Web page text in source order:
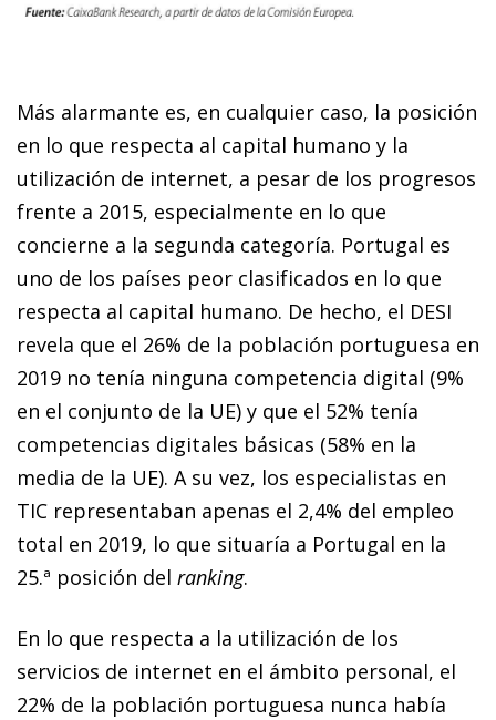
Más alarmante es, en cualquier caso, la posición
en lo que respecta al capital humano y la
utilización de internet, a pesar de los progresos
frente a 2015, especialmente en lo que
concierne a la segunda categoría. Portugal es
uno de los países peor clasificados en lo que
respecta al capital humano. De hecho, el DESI
revela que el 26% de la población portuguesa en
2019 no tenía ninguna competencia digital (9%
en el conjunto de la UE) y que el 52% tenía
competencias digitales básicas (58% en la
media de la UE). A su vez, los especialistas en
TIC representaban apenas el 2,4% del empleo
total en 2019, lo que situaría a Portugal en la
25.ª posición del ranking.
En lo que respecta a la utilización de los
servicios de internet en el ámbito personal, el
22% de la población portuguesa nunca había